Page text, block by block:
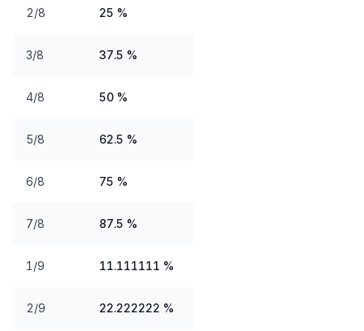
2/8 25 %
3/8 37.5 %
4/8 50 %
5/8 62.5 %
6/8 75 %
7/8 87.5 %
1/9 11.111111 %
2/9 22.222222 %